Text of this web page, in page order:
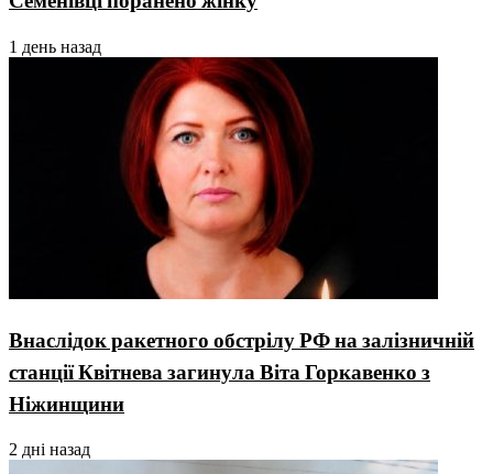
1 день назад
Внаслідок ракетного обстрілу РФ на залізничній
станції Квітнева загинула Віта Горкавенко з
Ніжинщини
2 дні назад